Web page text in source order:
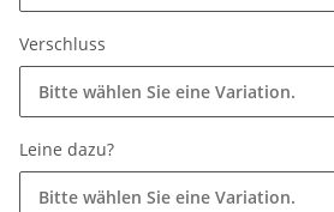
Verschluss
Bitte wählen Sie eine Variation.
Leine dazu?
Bitte wählen Sie eine Variation.